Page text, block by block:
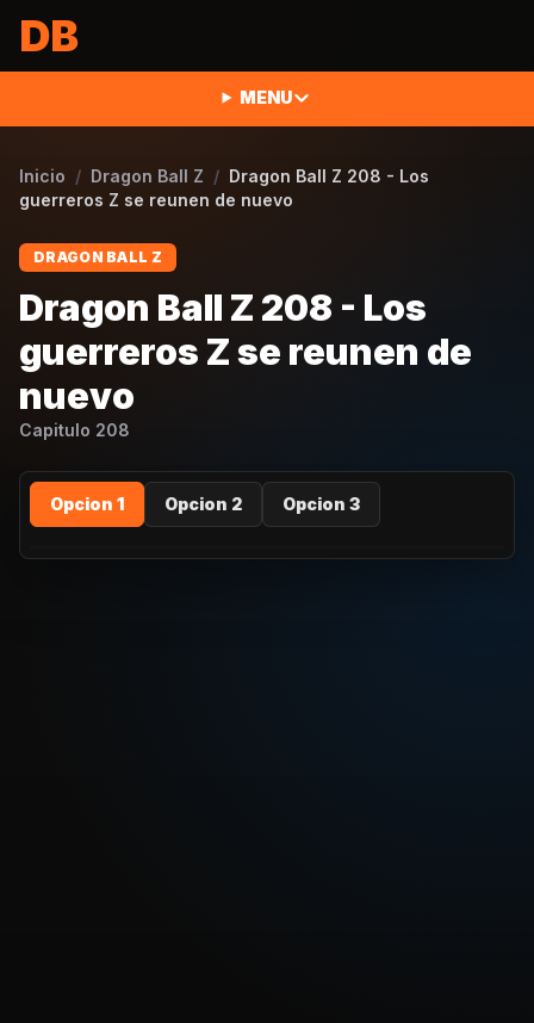
DB
MENU
Inicio / Dragon Ball Z / Dragon Ball Z 208 - Los
guerreros Z se reunen de nuevo
DRAGON BALL Z
Dragon Ball Z 208 - Los
guerreros Z se reunen de
nuevo
Capitulo 208
Opcion 1 Opcion 2 Opcion 3